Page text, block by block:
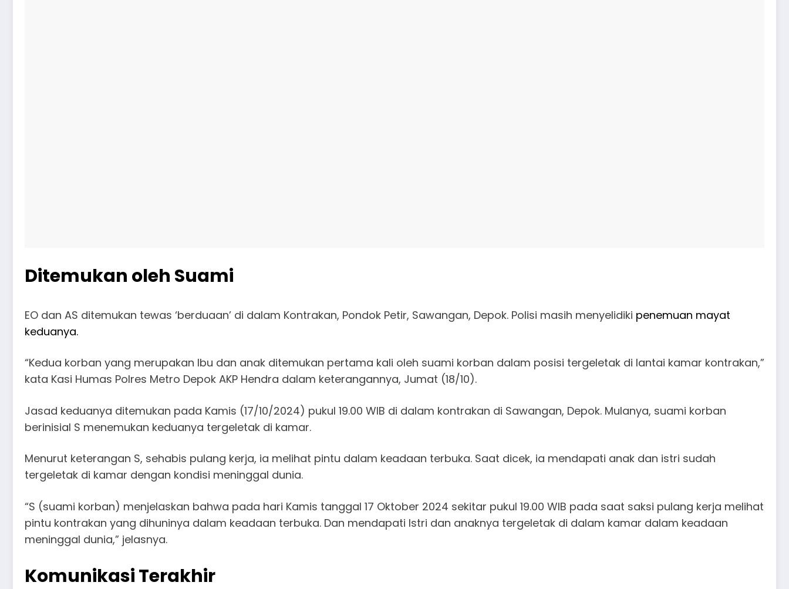
Ditemukan oleh Suami
EO dan AS ditemukan tewas ‘berduaan’ di dalam Kontrakan, Pondok Petir, Sawangan, Depok. Polisi masih menyelidiki penemuan mayat
keduanya.
“Kedua korban yang merupakan Ibu dan anak ditemukan pertama kali oleh suami korban dalam posisi tergeletak di lantai kamar kontrakan,”
kata Kasi Humas Polres Metro Depok AKP Hendra dalam keterangannya, Jumat (18/10).
Jasad keduanya ditemukan pada Kamis (17/10/2024) pukul 19.00 WIB di dalam kontrakan di Sawangan, Depok. Mulanya, suami korban
berinisial S menemukan keduanya tergeletak di kamar.
Menurut keterangan S, sehabis pulang kerja, ia melihat pintu dalam keadaan terbuka. Saat dicek, ia mendapati anak dan istri sudah
tergeletak di kamar dengan kondisi meninggal dunia.
“S (suami korban) menjelaskan bahwa pada hari Kamis tanggal 17 Oktober 2024 sekitar pukul 19.00 WIB pada saat saksi pulang kerja melihat
pintu kontrakan yang dihuninya dalam keadaan terbuka. Dan mendapati Istri dan anaknya tergeletak di dalam kamar dalam keadaan
meninggal dunia,” jelasnya.
Komunikasi Terakhir